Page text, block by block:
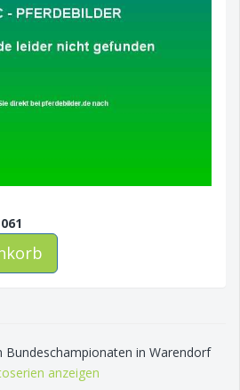
Bundeschampionaten in Warendorf
anzeigen